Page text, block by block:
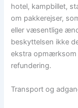
hotel, kampbillet,
om pakkerejser,
eller væsentlige
beskyttelsen ikke
ekstra opmærksom
refundering.
Transport og